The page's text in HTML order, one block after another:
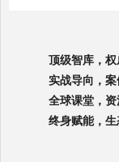
顶级智库，
实战导向，
全球课堂，
终身赋能，